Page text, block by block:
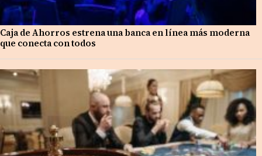
Caja de Ahorros estrena una banca en línea más moderna
que conecta con todos